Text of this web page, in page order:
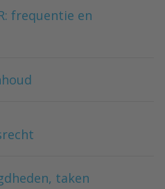
frequentie en
taken